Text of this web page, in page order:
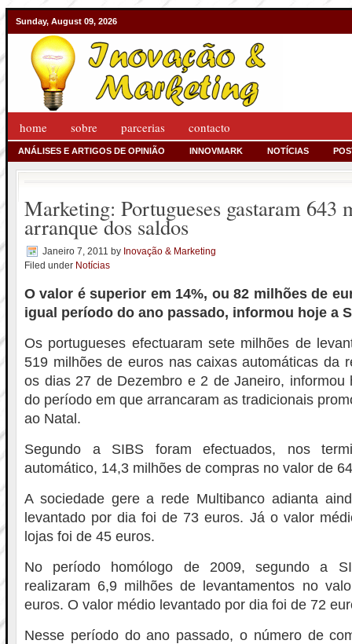
Sunday, August 09, 2026
home sobre parcerias contacto
ANÁLISES E ARTIGOS DE OPINIÃO INNOVMARK NOTÍCIAS
Marketing: Portugueses gastaram 643
arranque dos saldos
Janeiro 7, 2011 by Inovação & Marketing
Filed under Notícias
O valor é superior em 14%, ou 82 milhões de
igual período do ano passado, informou hoje a
Os portugueses efectuaram sete milhões de
519 milhões de euros nas caixas automáticas da
os dias 27 de Dezembro e 2 de Janeiro, informou
do período em que arrancaram as tradicionais
ao Natal.
Segundo a SIBS foram efectuados, nos
automático, 14,3 milhões de compras no valor de
A sociedade gere a rede Multibanco adianta
levantado por dia foi de 73 euros. Já o valor
lojas foi de 45 euros.
No período homólogo de 2009, segundo a
realizaram 6,9 milhões de levantamentos no
euros. O valor médio levantado por dia foi de 72
Nesse período do ano passado, o número de